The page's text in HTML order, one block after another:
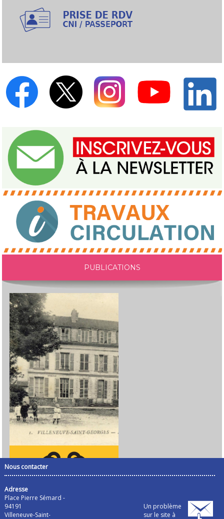
PUBLICATIONS
Nous contacter
Adresse
Place Pierre Sémard -
94191
Villeneuve-Saint-
Un problème
sur le site à